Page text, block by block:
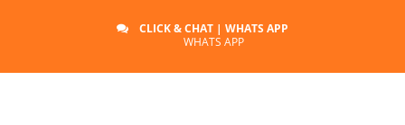
CLICK & CHAT | WHATS APP
WHATS APP